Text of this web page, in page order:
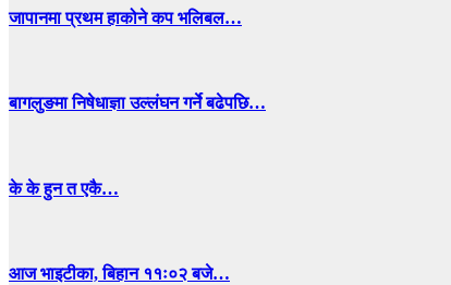
जापानमा प्रथम हाकोने कप भलिबल…
बागलुङमा निषेधाज्ञा उल्लंघन गर्ने बढेपछि…
के के हुन त एकै…
आज भाइटीका, बिहान ११ः०२ बजे…